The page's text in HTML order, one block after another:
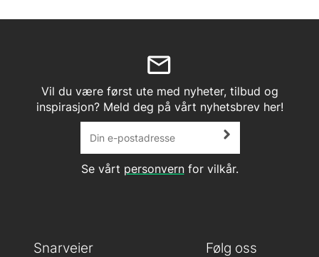
Vil du være først ute med nyheter, tilbud og
inspirasjon? Meld deg på vårt nyhetsbrev her!
Se vårt personvernfor vilkår.
Følg oss
Snarveier